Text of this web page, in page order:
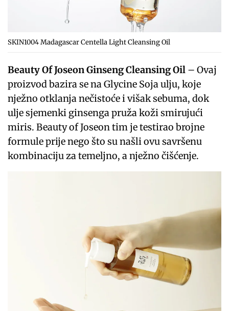
SKIN1004 Madagascar Centella Light Cleansing Oil
Beauty Of Joseon Ginseng Cleansing Oil – Ovaj
proizvod bazira se na Glycine Soja ulju, koje
nježno otklanja nečistoće i višak sebuma, dok
ulje sjemenki ginsenga pruža koži smirujući
miris. Beauty of Joseon tim je testirao brojne
formule prije nego što su našli ovu savršenu
kombinaciju za temeljno, a nježno čišćenje.